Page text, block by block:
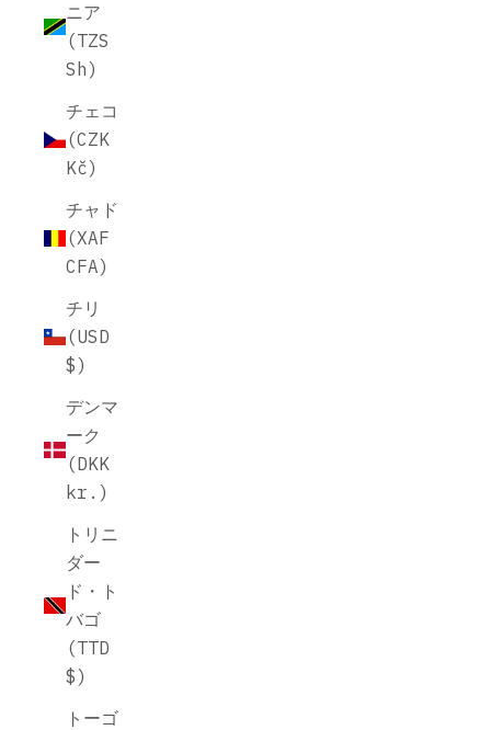
ニア
(TZS
Sh)
チェコ
(CZK
Kč)
チャド
(XAF
CFA)
チリ
(USD
$)
デンマ
ーク
(DKK
kr.)
トリニ
ダー
ド・ト
バゴ
(TTD
$)
トーゴ